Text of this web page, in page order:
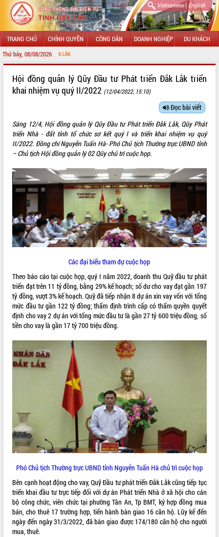
Vietnamese| English
TRANG CHỦ CHÍNH QUYỀN CÔNG DÂN DOANH NGHIỆP DU KHÁCH
Thứ bảy, 08/08/2026
LÃNH ĐẠO UBND TỈNH
SỞ, BAN, NGÀNH
UBND CÁC XÃ, PHƯỜNG
THÔNG TIN CHỈ ĐẠO ĐIỀU HÀNH
HỆ THỐNG VĂN BẢN
VĂN BẢN HĐND TỈNH
ĐIỂM TIN VĂN BẢN
VIDEO
Không có file video nào để phát.
ALBUM ẢNH
Hội đồng quản lý Qũy Đầu tư Phát triển Đắk Lắk triển
khai nhiệm vụ quý II/2022 (12/04/2022, 15:10)
Đọc bài viết
Sáng 12/4, Hội đồng quản lý Qũy Đầu tư Phát triển Đắk Lắk, Qũy Phát
triển Nhà - đất tỉnh tổ chức sơ kết quý I và triển khai nhiệm vụ quý
II/2022. Đồng chí Nguyễn Tuấn Hà- Phó Chủ tịch Thường trực UBND tỉnh
– Chủ tịch Hội đồng quản lý 02 Qũy chủ trì cuộc họp.
Các đại biểu tham dự cuộc họp
Theo báo cáo tại cuộc họp, quý I năm 2022, doanh thu Quỹ đầu tư phát
triển đạt trên 11 tỷ đồng, bằng 29% kế hoạch; số dư cho vay đạt gần 197
tỷ đồng, vượt 3% kế hoạch. Quỹ đã tiếp nhận 8 dự án xin vay vốn với tổng
mức đầu tư gần 122 tỷ đồng; thẩm định trình cấp có thẩm quyền quyết
định cho vay 2 dự án với tổng mức đầu tư là gần 27 tỷ 600 triệu đồng, số
tiền cho vay là gần 17 tỷ 700 triệu đồng.
Phó Chủ tịch Thường trực UBND tỉnh Nguyễn Tuấn Hà chủ trì cuộc họp
Bên cạnh hoạt động cho vay, Quỹ Đầu tư phát triển Đắk Lắk cũng tiếp tục
triển khai đầu tư trực tiếp đối với dự án Phát triển Nhà ở xã hội cho cán
bộ công chức, viên chức tại phường Tân An, Tp BMT, ký hợp đồng mua
bán, cho thuê 17 trường hợp, tiến hành bàn giao 16 căn hộ. Lũy kế đến
ngày đến ngày 31/3/2022, đã bàn giao được 174/180 căn hộ cho người
mua, thuê.